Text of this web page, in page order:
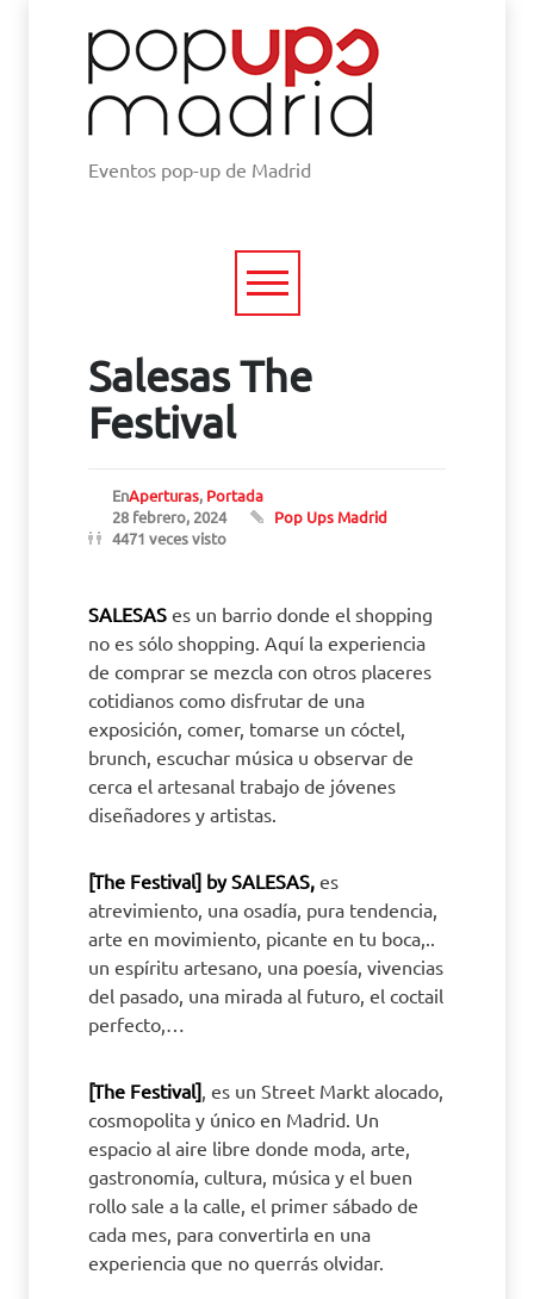
Eventos pop-up de Madrid
Salesas The
Festival
EnAperturas, Portada
28 febrero, 2024
Pop Ups Madrid
4471 veces visto
SALESAS es un barrio donde el shopping
no es sólo shopping. Aquí la experiencia
de comprar se mezcla con otros placeres
cotidianos como disfrutar de una
exposición, comer, tomarse un cóctel,
brunch, escuchar música u observar de
cerca el artesanal trabajo de jóvenes
diseñadores y artistas.
[The Festival] by SALESAS, es
atrevimiento, una osadía, pura tendencia,
arte en movimiento, picante en tu boca,..
un espíritu artesano, una poesía, vivencias
del pasado, una mirada al futuro, el coctail
perfecto,…
[The Festival], es un Street Markt alocado,
cosmopolita y único en Madrid. Un
espacio al aire libre donde moda, arte,
gastronomía, cultura, música y el buen
rollo sale a la calle, el primer sábado de
cada mes, para convertirla en una
experiencia que no querrás olvidar.